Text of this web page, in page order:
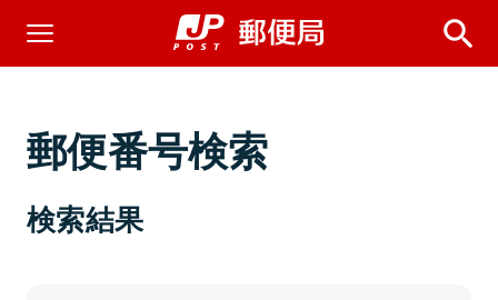
郵便番号検索
検索結果